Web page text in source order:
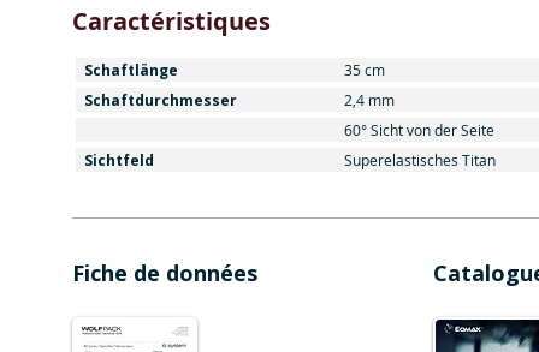
Caractéristiques
Schaftlänge 35 cm
Schaftdurchmesser
2,4 mm
60° Sicht von der Seite
Sichtfeld Superelastisches Titan
Fiche de données